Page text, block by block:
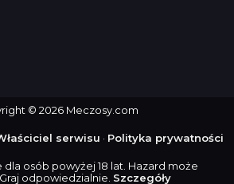
© 2026 Meczosy.com
serwisu · Polityka prywatności
dla osób powyżej 18 lat. Hazard może
odpowiedzialnie. Szczegóły